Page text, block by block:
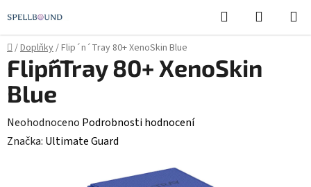
na
obsah
Hledat
KOŠÍK
Domů
/Doplňky/Flip´n´Tray 80+ XenoSkin Blue
Flip´n´Tray 80+ XenoSkin
Blue
Průměrné
hodnocení
Neohodnoceno Podrobnosti hodnocení
Značka: Ultimate Guard